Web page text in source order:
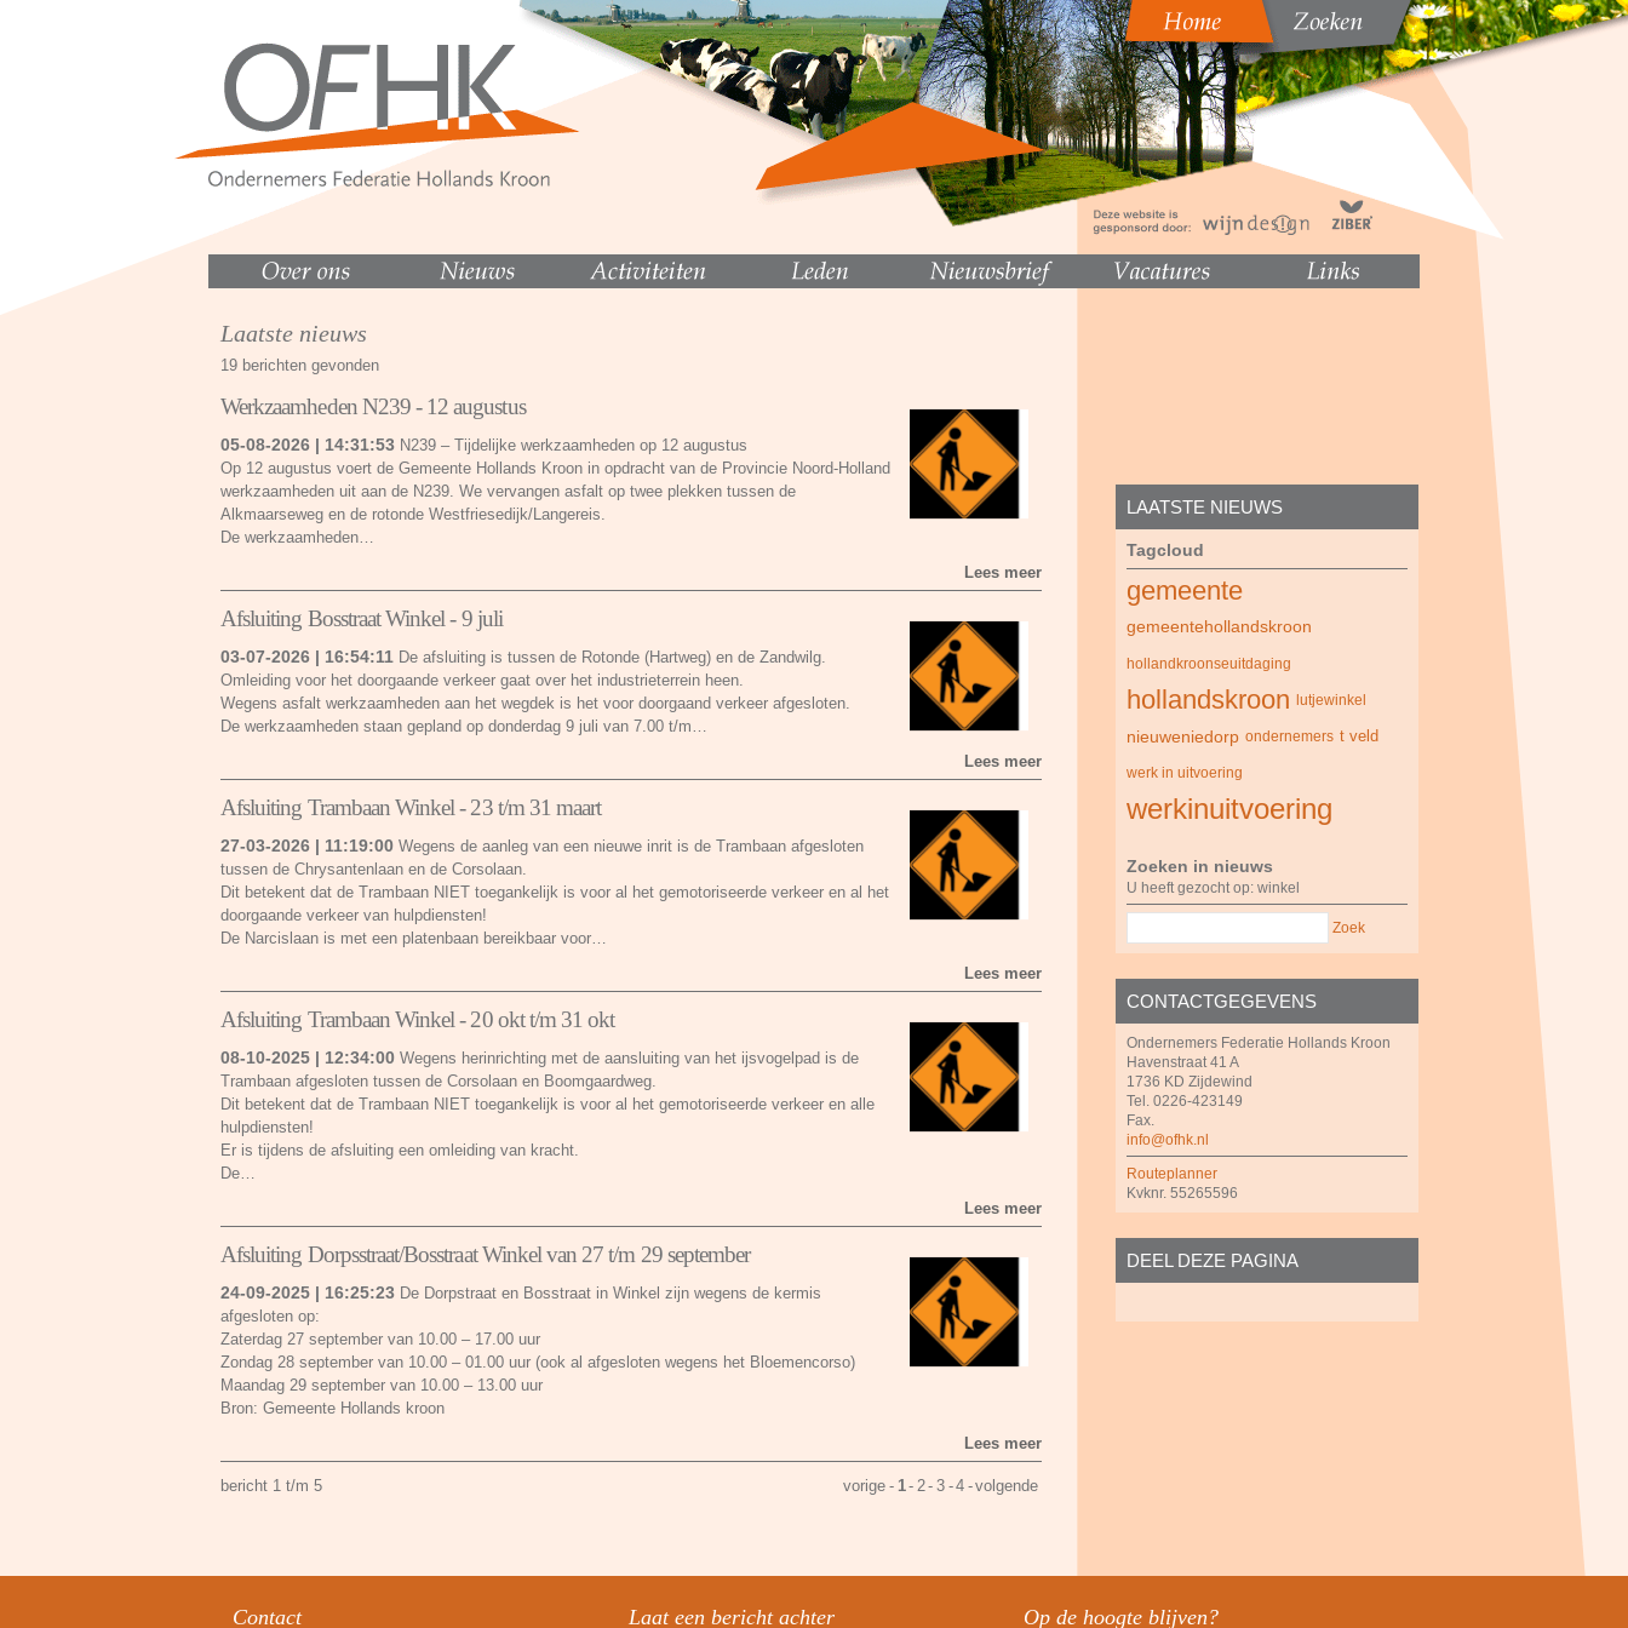
Laatste nieuws
19 berichten gevonden
Werkzaamheden N239 - 12 augustus
05-08-2026 | 14:31:53 N239 – Tijdelijke werkzaamheden op 12 augustus
Op 12 augustus voert de Gemeente Hollands Kroon in opdracht van de Provincie Noord-Holland
werkzaamheden uit aan de N239. We vervangen asfalt op twee plekken tussen de
Alkmaarseweg en de rotonde Westfriesedijk/Langereis.
De werkzaamheden…
Lees meer
Afsluiting Bosstraat Winkel - 9 juli
03-07-2026 | 16:54:11 De afsluiting is tussen de Rotonde (Hartweg) en de Zandwilg.
Omleiding voor het doorgaande verkeer gaat over het industrieterrein heen.
Wegens asfalt werkzaamheden aan het wegdek is het voor doorgaand verkeer afgesloten.
De werkzaamheden staan gepland op donderdag 9 juli van 7.00 t/m…
Lees meer
Afsluiting Trambaan Winkel - 23 t/m 31 maart
27-03-2026 | 11:19:00 Wegens de aanleg van een nieuwe inrit is de Trambaan afgesloten
tussen de Chrysantenlaan en de Corsolaan.
Dit betekent dat de Trambaan NIET toegankelijk is voor al het gemotoriseerde verkeer en al het
doorgaande verkeer van hulpdiensten!
De Narcislaan is met een platenbaan bereikbaar voor…
Lees meer
Afsluiting Trambaan Winkel - 20 okt t/m 31 okt
08-10-2025 | 12:34:00 Wegens herinrichting met de aansluiting van het ijsvogelpad is de
Trambaan afgesloten tussen de Corsolaan en Boomgaardweg.
Dit betekent dat de Trambaan NIET toegankelijk is voor al het gemotoriseerde verkeer en alle
hulpdiensten!
Er is tijdens de afsluiting een omleiding van kracht.
De…
Lees meer
Afsluiting Dorpsstraat/Bosstraat Winkel van 27 t/m 29 september
24-09-2025 | 16:25:23 De Dorpstraat en Bosstraat in Winkel zijn wegens de kermis
afgesloten op:
Zaterdag 27 september van 10.00 – 17.00 uur
Zondag 28 september van 10.00 – 01.00 uur (ook al afgesloten wegens het Bloemencorso)
Maandag 29 september van 10.00 – 13.00 uur
Bron: Gemeente Hollands kroon
Lees meer
bericht 1 t/m 5 vorige - 1- 2- 3 -4 -volgende
LAATSTE NIEUWS
Tagcloud
gemeente
gemeentehollandskroon
hollandkroonseuitdaging
hollandskroon lutjewinkel
nieuweniedorp ondernemers t veld
werk in uitvoering
werkinuitvoering
Zoeken in nieuws
U heeft gezocht op: winkel
Zoek
CONTACTGEGEVENS
Ondernemers Federatie Hollands Kroon
Havenstraat 41 A
1736 KD Zijdewind
Tel. 0226-423149
Fax.
info@ofhk.nl
Routeplanner
Kvknr. 55265596
DEEL DEZE PAGINA
Contact Laat een bericht achter Op de hoogte blijven?